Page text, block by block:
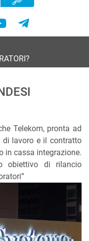
Telekom, pronta ad
di lavoro e il contratto
in cassa integrazione.
obiettivo di rilancio